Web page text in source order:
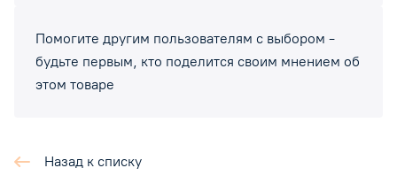
Помогите другим пользователям с выбором -
будьте первым, кто поделится своим мнением об
этом товаре
Назад к списку